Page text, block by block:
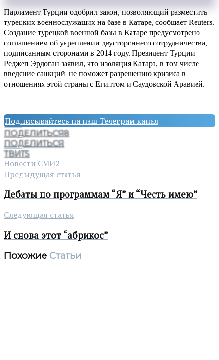
Парламент Турции одобрил закон, позволяющий разместить
турецких военнослужащих на базе в Катаре, сообщает Reuters.
Создание турецкой военной базы в Катаре предусмотрено
соглашением об укреплении двустороннего сотрудничества,
подписанным сторонами в 2014 году. Президент Турции
Реджеп Эрдоган заявил, что изоляция Катара, в том числе
введение санкций, не поможет разрешению кризиса в
отношениях этой страны с Египтом и Саудовской Аравией.
Подписывайтесь на наш Телеграм канал
ПОДЕЛИТЬСЯ8
ПОДЕЛИТЬСЯ
ТВИТ5
Новости СМИ2
Предыдущая статья
Дебаты по программам “Я” и “Честь имею”
Следующая статья
И снова этот “абрикос”
Похожие Статьи